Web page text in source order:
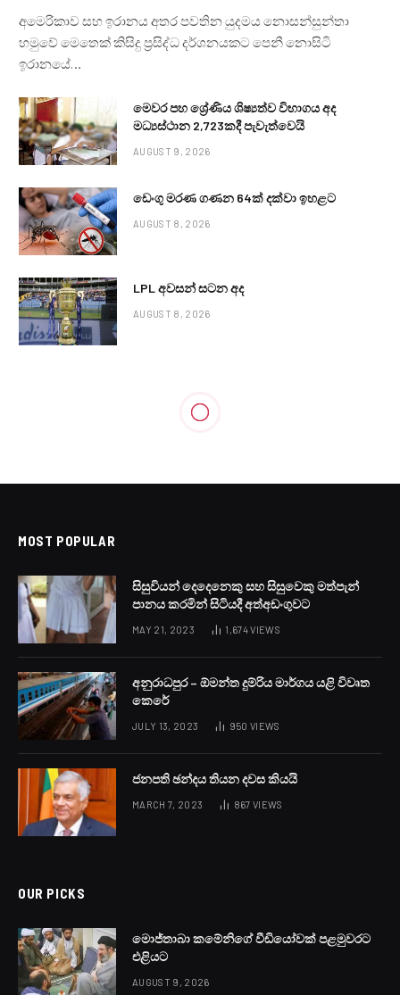
අමෙරිකාව සහ ඉරානය අතර පවතින යුදමය නොසන්සුන්තා
හමුවේ මෙතෙක් කිසිදු ප්‍රසිද්ධ දර්ශනයකට පෙනී නොසිටි
ඉරානයේ…
මෙවර පහ ශ්‍රේණිය ශිෂ්‍යත්ව විභාගය අද
මධ්‍යස්ථාන 2,723කදී පැවැත්වෙයි
AUGUST 9, 2026
ඩෙංගු මරණ ගණන 64ක් දක්වා ඉහළට
AUGUST 8, 2026
LPL අවසන් සටන අද
AUGUST 8, 2026
MOST POPULAR
සිසුවියන් දෙදෙනෙකු සහ සිසුවෙකු මත්පැන්
පානය කරමින් සිටියදී අත්අඩංගුවට
MAY 21, 2023 1,674VIEWS
අනුරාධපුර – ඕමන්ත දුම්රිය මාර්ගය යළි විවෘත
කෙරේ
JULY 13, 2023 950 VIEWS
ජනපති ඡන්දය තියන දවස කියයි
MARCH 7, 2023 867 VIEWS
OUR PICKS
මොජ්තාබා කමේනිගේ වීඩියෝවක් පළමුවරට
එළියට
AUGUST 9, 2026